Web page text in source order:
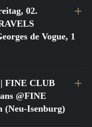
02.
de Vogue, 1
| FINE CLUB
@FINE
(Neu-Isenburg)